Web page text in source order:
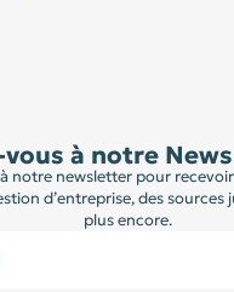
vous à notre
notre newsletter pour
d’entreprise, des sources
plus encore.